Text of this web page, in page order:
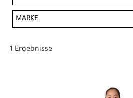
MARKE
1 Ergebnisse